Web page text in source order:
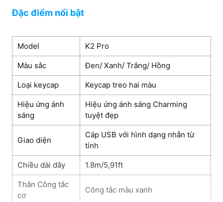
Đặc điểm nổi bật
Model K2 Pro
Màu sắc Đen/ Xanh/ Trắng/ Hồng
Loại keycap Keycap treo hai màu
Hiệu ứng ánh
sáng
Hiệu ứng ánh sáng Charming
tuyệt đẹp
Giao diện
Cáp USB với hình dạng nhẫn từ
tính
Chiều dài dây 1.8m/5,91ft
Thân Công tắc
cơ
Công tắc màu xanh